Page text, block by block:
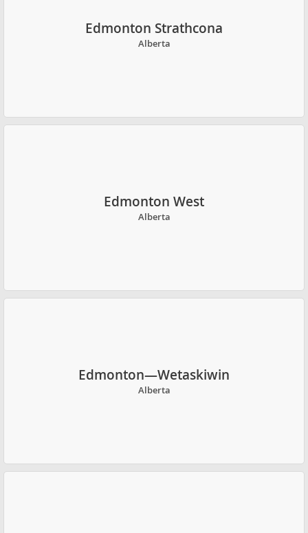
Edmonton Strathcona
Alberta
Edmonton West
Alberta
Edmonton—Wetaskiwin
Alberta